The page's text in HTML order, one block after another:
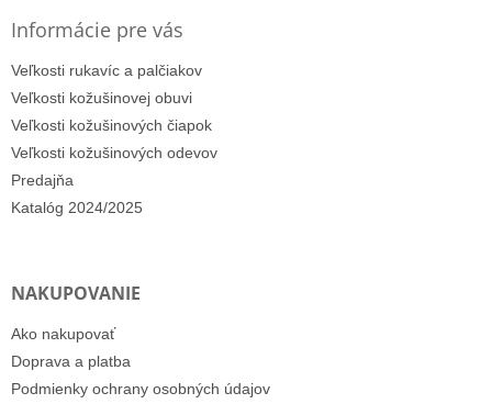
Informácie pre vás
Veľkosti rukavíc a palčiakov
Veľkosti kožušinovej obuvi
Veľkosti kožušinových čiapok
Veľkosti kožušinových odevov
Predajňa
Katalóg 2024/2025
NAKUPOVANIE
Ako nakupovať
Doprava a platba
Podmienky ochrany osobných údajov